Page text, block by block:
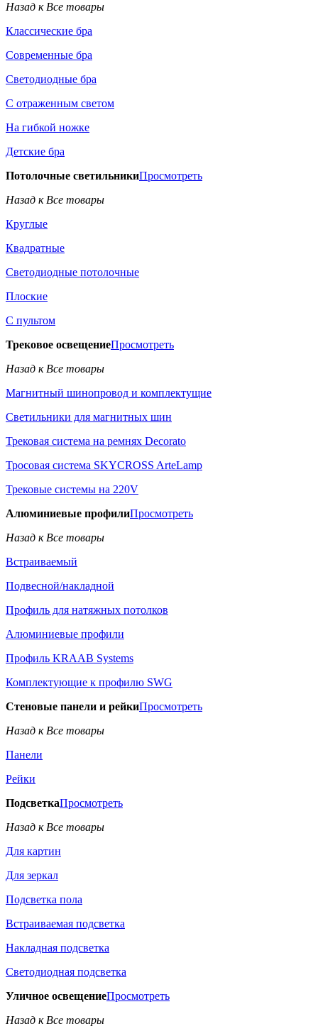
Назад к Все товары
Классические бра
Современные бра
Светодиодные бра
С отраженным светом
На гибкой ножке
Детские бра
Потолочные светильникиПросмотреть
Назад к Все товары
Круглые
Квадратные
Светодиодные потолочные
Плоские
С пультом
Трековое освещениеПросмотреть
Назад к Все товары
Магнитный шинопровод и комплектущие
Светильники для магнитных шин
Трековая система на ремнях Decorato
Тросовая система SKYCROSS ArteLamp
Трековые системы на 220V
Алюминиевые профилиПросмотреть
Назад к Все товары
Встраиваемый
Подвесной/накладной
Профиль для натяжных потолков
Алюминиевые профили
Профиль KRAAB Systems
Комплектующие к профилю SWG
Стеновые панели и рейкиПросмотреть
Назад к Все товары
Панели
Рейки
ПодсветкаПросмотреть
Назад к Все товары
Для картин
Для зеркал
Подсветка пола
Встраиваемая подсветка
Накладная подсветка
Светодиодная подсветка
Уличное освещениеПросмотреть
Назад к Все товары